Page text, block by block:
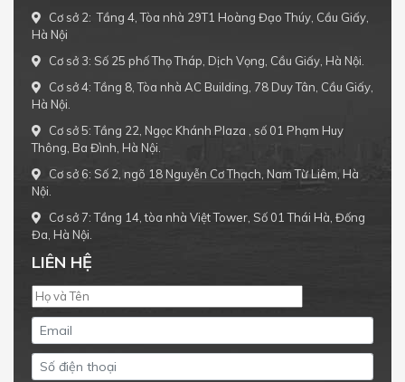
Cơ sở 2: Tầng 4, Tòa nhà 29T1 Hoàng Đạo Thúy, Cầu Giấy,
Hà Nội
Cơ sở 3: Số 25 phố Thọ Tháp, Dịch Vọng, Cầu Giấy, Hà Nội.
Cơ sở 4: Tầng 8, Tòa nhà AC Building, 78 Duy Tân, Cầu Giấy,
Hà Nội.
Cơ sở 5: Tầng 22, Ngọc Khánh Plaza , số 01 Phạm Huy
Thông, Ba Đình, Hà Nội.
Cơ sở 6: Số 2, ngõ 18 Nguyễn Cơ Thạch, Nam Từ Liêm, Hà
Nội.
Cơ sở 7: Tầng 14, tòa nhà Việt Tower, Số 01 Thái Hà, Đống
Đa, Hà Nội.
LIÊN HỆ